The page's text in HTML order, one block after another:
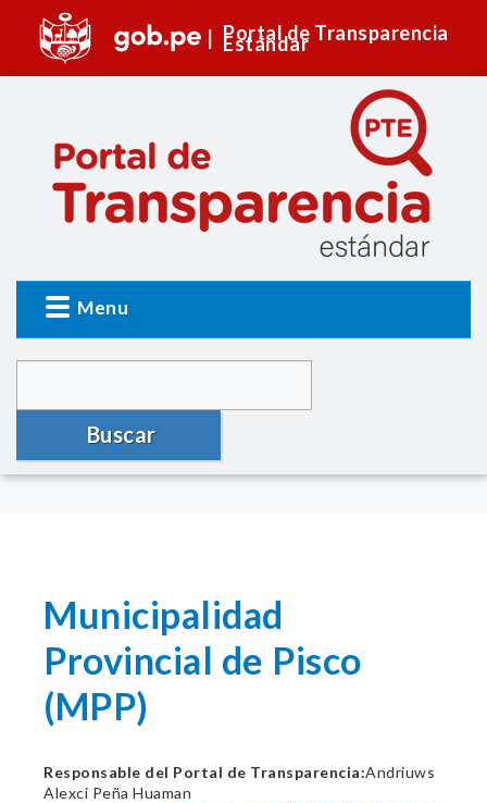
Portal de Transparencia
Estándar
Menu
Buscar
Municipalidad
Provincial de Pisco
(MPP)
Responsable del Portal de Transparencia:Andriuws
Alexci Peña Huaman